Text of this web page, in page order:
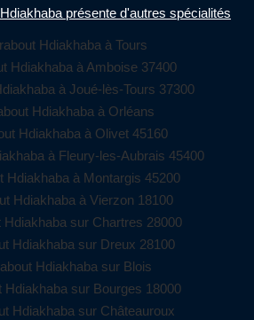
présente d'autres spécialités
Hdiakhaba à Tours
Hdiakhaba à Amboise 37400
à Joué-lès-Tours 37300
Hdiakhaba à Orléans
Hdiakhaba à Olivet 45160
à Fleury-les-Aubrais 45400
Hdiakhaba à Montargis 45200
Hdiakhaba à Vierzon 18100
Hdiakhaba sur Chartres 28000
Hdiakhaba sur Dreux 28100
Hdiakhaba sur Blois
Hdiakhaba sur Bourges 18000
Hdiakhaba sur Châteauroux